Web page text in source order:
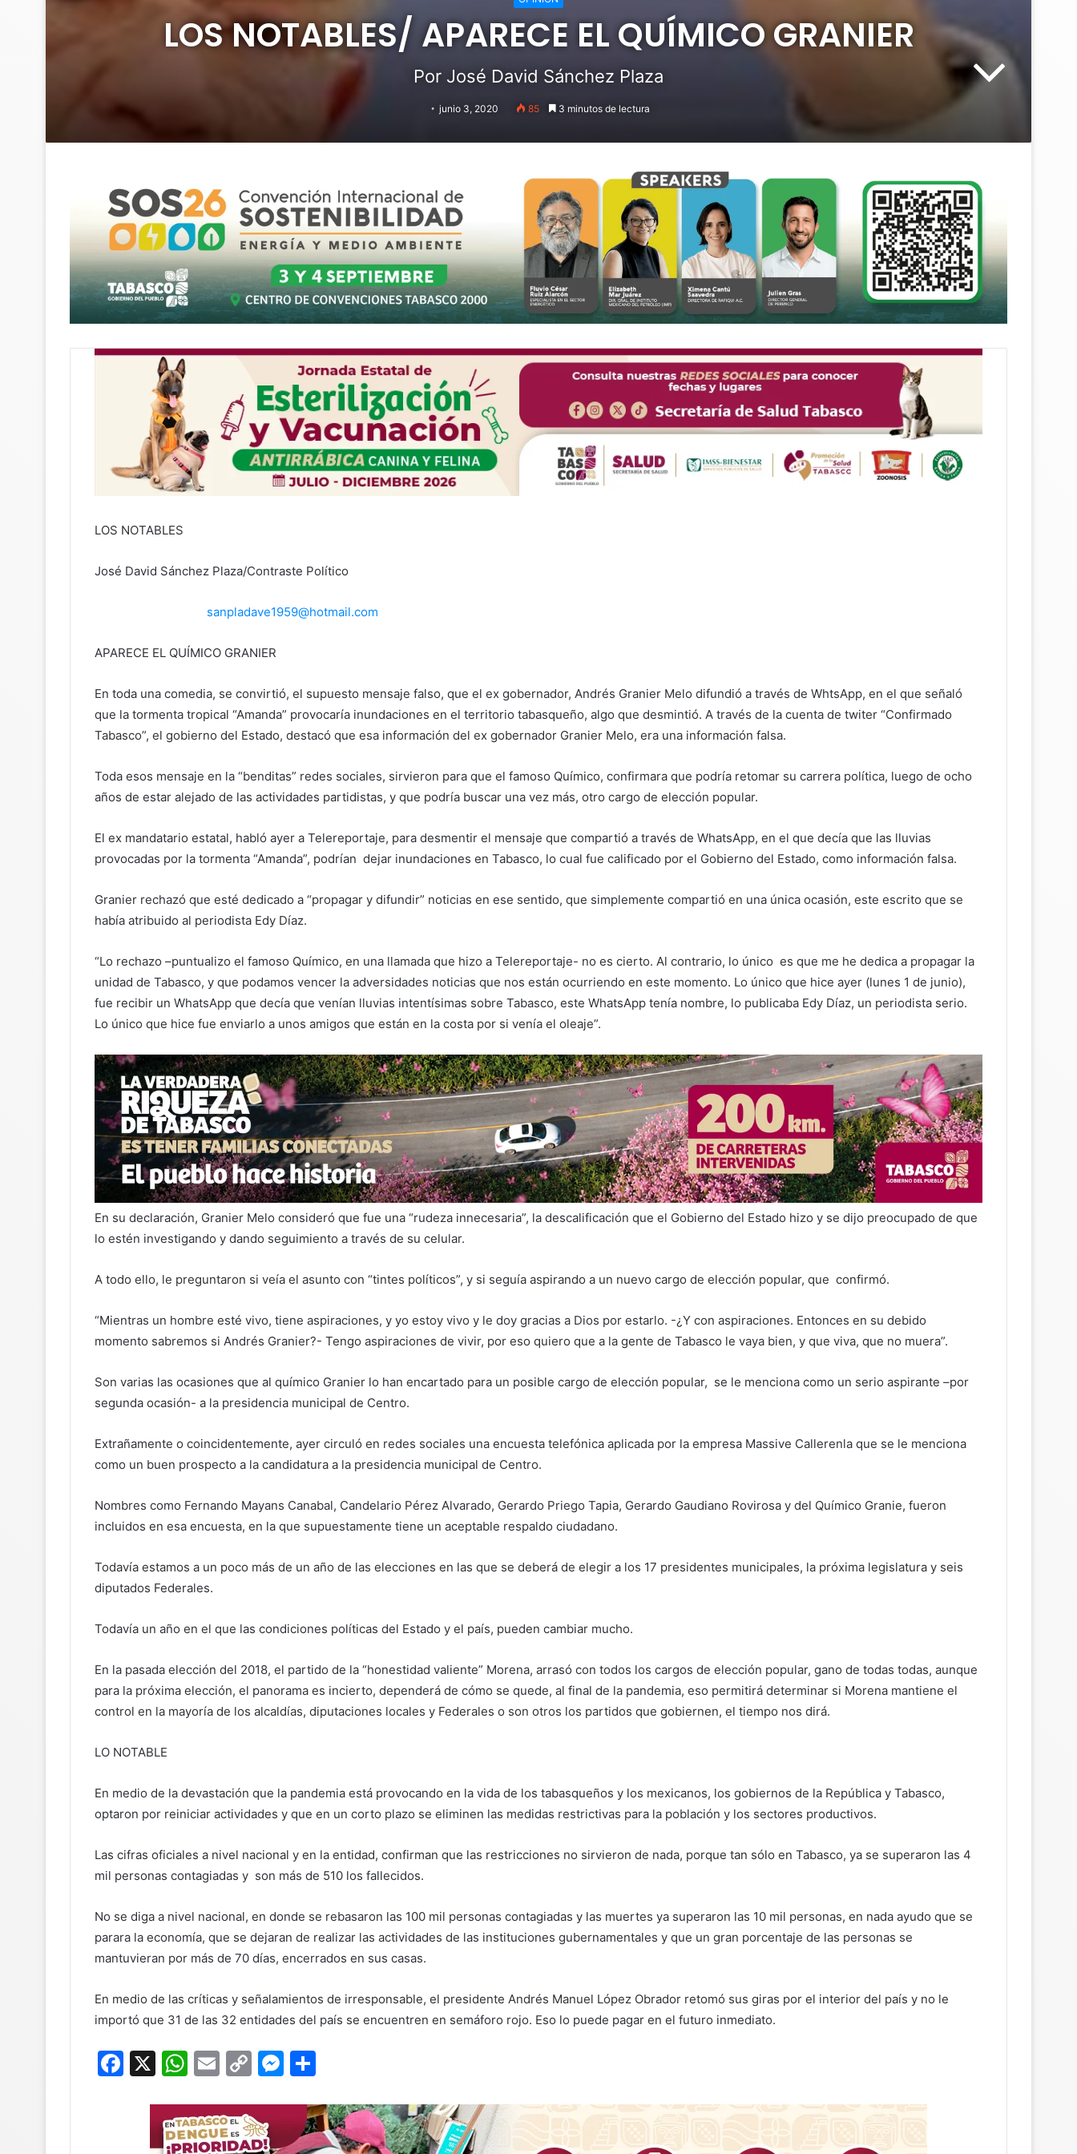
LOS NOTABLES/ APARECE EL QUÍMICO GRANIER
Por José David Sánchez Plaza
junio 3, 2020 85 3 minutos de lectura
LOS NOTABLES
José David Sánchez Plaza/Contraste Político
sanpladave1959@hotmail.com
APARECE EL QUÍMICO GRANIER
En toda una comedia, se convirtió, el supuesto mensaje falso, que el ex gobernador, Andrés Granier Melo difundió a través de WhtsApp, en el que señaló
que la tormenta tropical “Amanda” provocaría inundaciones en el territorio tabasqueño, algo que desmintió. A través de la cuenta de twiter “Confirmado
Tabasco”, el gobierno del Estado, destacó que esa información del ex gobernador Granier Melo, era una información falsa.
Toda esos mensaje en la “benditas” redes sociales, sirvieron para que el famoso Químico, confirmara que podría retomar su carrera política, luego de ocho
años de estar alejado de las actividades partidistas, y que podría buscar una vez más, otro cargo de elección popular.
El ex mandatario estatal, habló ayer a Telereportaje, para desmentir el mensaje que compartió a través de WhatsApp, en el que decía que las lluvias
provocadas por la tormenta “Amanda”, podrían dejar inundaciones en Tabasco, lo cual fue calificado por el Gobierno del Estado, como información falsa.
Granier rechazó que esté dedicado a “propagar y difundir” noticias en ese sentido, que simplemente compartió en una única ocasión, este escrito que se
había atribuido al periodista Edy Díaz.
“Lo rechazo –puntualizo el famoso Químico, en una llamada que hizo a Telereportaje- no es cierto. Al contrario, lo único es que me he dedica a propagar la
unidad de Tabasco, y que podamos vencer la adversidades noticias que nos están ocurriendo en este momento. Lo único que hice ayer (lunes 1 de junio),
fue recibir un WhatsApp que decía que venían lluvias intentísimas sobre Tabasco, este WhatsApp tenía nombre, lo publicaba Edy Díaz, un periodista serio.
Lo único que hice fue enviarlo a unos amigos que están en la costa por si venía el oleaje”.
En su declaración, Granier Melo consideró que fue una “rudeza innecesaria”, la descalificación que el Gobierno del Estado hizo y se dijo preocupado de que
lo estén investigando y dando seguimiento a través de su celular.
A todo ello, le preguntaron si veía el asunto con “tintes políticos”, y si seguía aspirando a un nuevo cargo de elección popular, que confirmó.
“Mientras un hombre esté vivo, tiene aspiraciones, y yo estoy vivo y le doy gracias a Dios por estarlo. -¿Y con aspiraciones. Entonces en su debido
momento sabremos si Andrés Granier?- Tengo aspiraciones de vivir, por eso quiero que a la gente de Tabasco le vaya bien, y que viva, que no muera”.
Son varias las ocasiones que al químico Granier lo han encartado para un posible cargo de elección popular, se le menciona como un serio aspirante –por
segunda ocasión- a la presidencia municipal de Centro.
Extrañamente o coincidentemente, ayer circuló en redes sociales una encuesta telefónica aplicada por la empresa Massive Callerenla que se le menciona
como un buen prospecto a la candidatura a la presidencia municipal de Centro.
Nombres como Fernando Mayans Canabal, Candelario Pérez Alvarado, Gerardo Priego Tapia, Gerardo Gaudiano Rovirosa y del Químico Granie, fueron
incluidos en esa encuesta, en la que supuestamente tiene un aceptable respaldo ciudadano.
Todavía estamos a un poco más de un año de las elecciones en las que se deberá de elegir a los 17 presidentes municipales, la próxima legislatura y seis
diputados Federales.
Todavía un año en el que las condiciones políticas del Estado y el país, pueden cambiar mucho.
En la pasada elección del 2018, el partido de la “honestidad valiente” Morena, arrasó con todos los cargos de elección popular, gano de todas todas, aunque
para la próxima elección, el panorama es incierto, dependerá de cómo se quede, al final de la pandemia, eso permitirá determinar si Morena mantiene el
control en la mayoría de los alcaldías, diputaciones locales y Federales o son otros los partidos que gobiernen, el tiempo nos dirá.
LO NOTABLE
En medio de la devastación que la pandemia está provocando en la vida de los tabasqueños y los mexicanos, los gobiernos de la República y Tabasco,
optaron por reiniciar actividades y que en un corto plazo se eliminen las medidas restrictivas para la población y los sectores productivos.
Las cifras oficiales a nivel nacional y en la entidad, confirman que las restricciones no sirvieron de nada, porque tan sólo en Tabasco, ya se superaron las 4
mil personas contagiadas y son más de 510 los fallecidos.
No se diga a nivel nacional, en donde se rebasaron las 100 mil personas contagiadas y las muertes ya superaron las 10 mil personas, en nada ayudo que se
parara la economía, que se dejaran de realizar las actividades de las instituciones gubernamentales y que un gran porcentaje de las personas se
mantuvieran por más de 70 días, encerrados en sus casas.
En medio de las críticas y señalamientos de irresponsable, el presidente Andrés Manuel López Obrador retomó sus giras por el interior del país y no le
importó que 31 de las 32 entidades del país se encuentren en semáforo rojo. Eso lo puede pagar en el futuro inmediato.
F
X
W
at
s
E
ai
l
C
p
y
M
s
s
m
p